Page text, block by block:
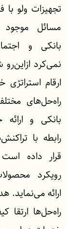
تجهیزات ولو با
مسائل
بانکی و
نمی‌کرد
ارقام استراتژی
راه‌حل‌های
بانکی و
رابطه با
قرار داده
رویکرد
ارائه می‌نماید.
راه‌حل‌ها